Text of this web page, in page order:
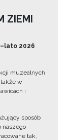
ZIEMI
2026
muzealnych
w
i
sposób
naszego
tak,